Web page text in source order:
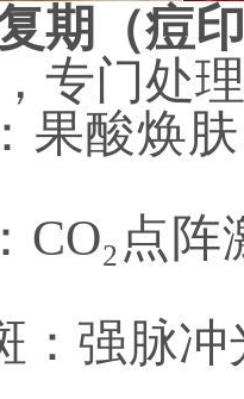
期（痘
专门处
果酸焕
CO₂点
：强脉